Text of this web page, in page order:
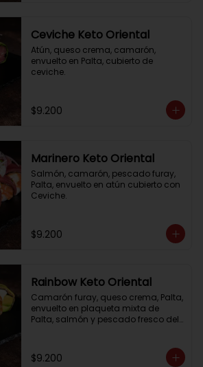
Ceviche Keto Oriental
Atún, queso crema, camarón,
envuelto en Palta, cubierto de
ceviche.
$9.200
Marinero Keto Oriental
Salmón, camarón, pescado furay,
Palta, envuelto en atún cubierto con
Ceviche.
$9.200
Rainbow Keto Oriental
Camarón furay, queso crema, Palta,
envuelto en plaqueta mixta de
Palta, salmón y pescado fresco del
$9.200